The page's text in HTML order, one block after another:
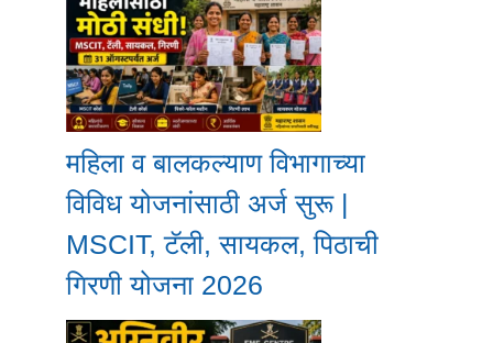
महिला व बालकल्याण विभागाच्या
विविध योजनांसाठी अर्ज सुरू |
MSCIT, टॅली, सायकल, पिठाची
गिरणी योजना 2026